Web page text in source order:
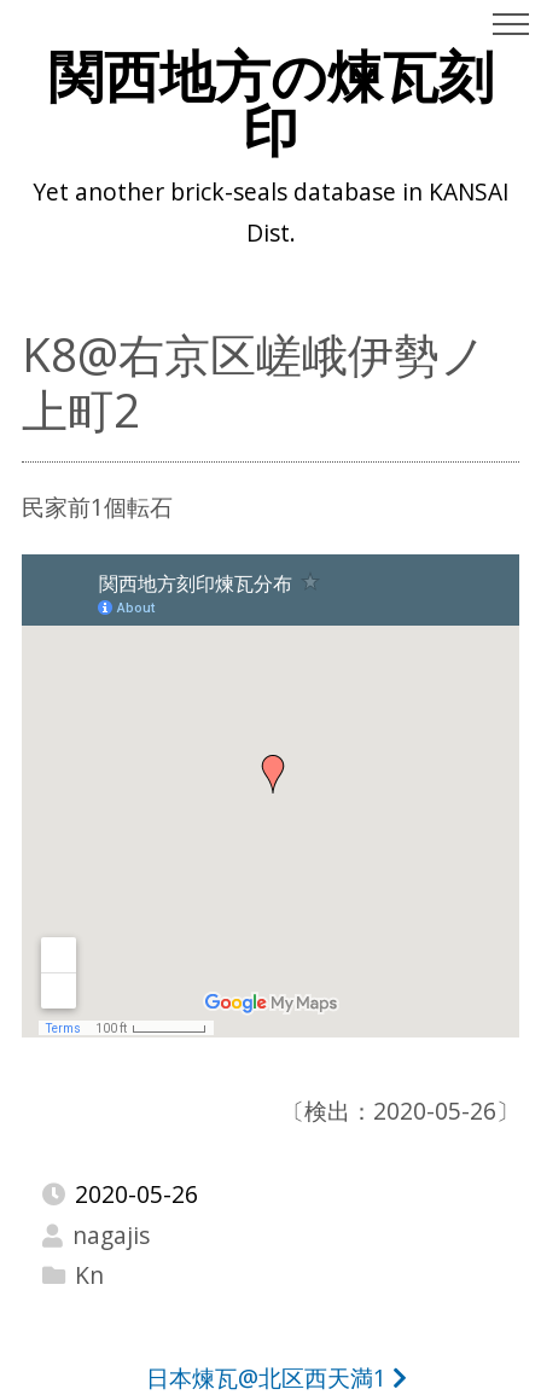
関西地方の煉瓦刻
印
Yet another brick-seals database in KANSAI
Dist.
K8@右京区嵯峨伊勢ノ
上町2
民家前1個転石
〔検出：2020-05-26〕
2020-05-26
nagajis
Kn
日本煉瓦@北区西天満1